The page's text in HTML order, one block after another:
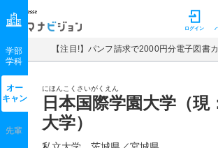
マナビジョン ログイン
【注目!】パンフ請求で2000円分電子図書
にほんこくさいがくえん
日本国際学園大学（現
大学）
学部
学科
オー
キャン
先輩